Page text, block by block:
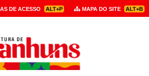
DE ACESSO ALT+P MAPA DO SITE ALT+B